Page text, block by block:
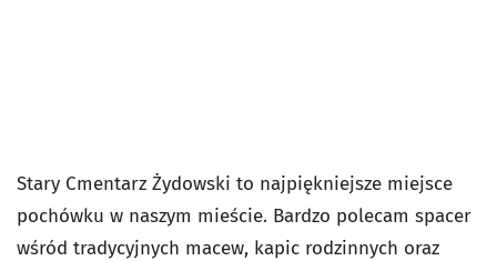
Stary Cmentarz Żydowski to najpiękniejsze miejsce
pochówku w naszym mieście. Bardzo polecam spacer
wśród tradycyjnych macew, kapic rodzinnych oraz